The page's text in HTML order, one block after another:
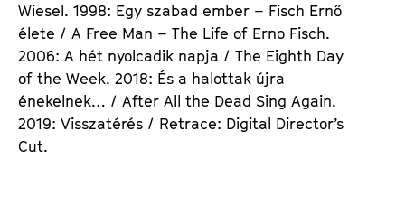
Wiesel. 1998: Egy szabad ember – Fisch Ernő
élete / A Free Man – The Life of Erno Fisch.
2006: A hét nyolcadik napja / The Eighth Day
of the Week. 2018: És a halottak újra
énekelnek… / After All the Dead Sing Again.
2019: Visszatérés / Retrace: Digital Director’s
Cut.